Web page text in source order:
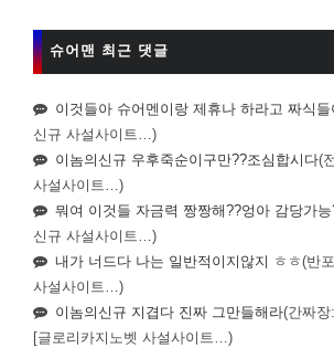
슈어맨 최근 댓글
이것들아 슈어멘이랑 제휴나 하라고 짜식들
신규 사설사이트…)
이놈의신규 우후죽순이구만??조심합시다(
사설사이트…)
뭐여 이것들 자금력 짱짱해??엉아 감당가능
신규 사설사이트…)
내가 너드다 나는 일반적이지않지 ㅎㅎ(반
사설사이트…)
이놈의신규 지겹다 진짜 그만들해라(간짜장
[글로리카지노벳 사설사이트…)